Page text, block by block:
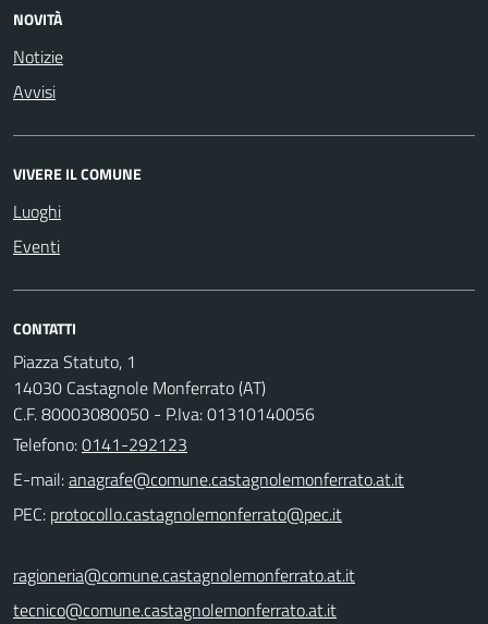
NOVITÀ
Notizie
Avvisi
VIVERE IL COMUNE
Luoghi
Eventi
CONTATTI
Piazza Statuto, 1
14030 Castagnole Monferrato (AT)
C.F. 80003080050 - P.Iva: 01310140056
Telefono:0141-292123
E-mail:
PEC:
ragioneria@comune.castagnolemonferrato.at.it
tecnico@comune.castagnolemonferrato.at.it